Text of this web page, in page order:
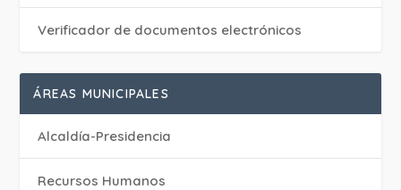
Verificador de documentos electrónicos
ÁREAS MUNICIPALES
Alcaldía-Presidencia
Recursos Humanos